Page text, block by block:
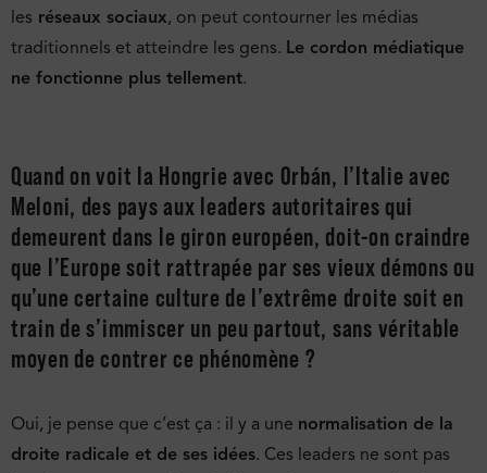
les réseaux sociaux, on peut contourner les médias
traditionnels et atteindre les gens. Le cordon médiatique
ne fonctionne plus tellement.
Quand on voit la Hongrie avec Orbán, l’Italie avec
Meloni, des pays aux leaders autoritaires qui
demeurent dans le giron européen, doit-on craindre
que l’Europe soit rattrapée par ses vieux démons ou
qu’une certaine culture de l’extrême droite soit en
train de s’immiscer un peu partout, sans véritable
moyen de contrer ce phénomène ?
Oui, je pense que c’est ça : il y a une normalisation de la
droite radicale et de ses idées. Ces leaders ne sont pas